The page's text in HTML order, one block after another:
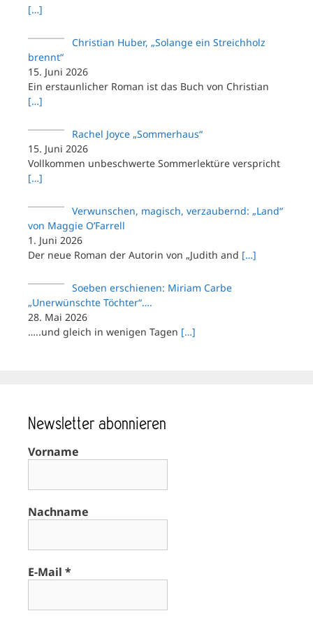
[…]
Christian Huber, „Solange ein Streichholz
brennt“
15. Juni 2026
Ein erstaunlicher Roman ist das Buch von Christian
[…]
Rachel Joyce „Sommerhaus“
15. Juni 2026
Vollkommen unbeschwerte Sommerlektüre verspricht
[…]
Verwunschen, magisch, verzaubernd: „Land“
von Maggie O’Farrell
1. Juni 2026
Der neue Roman der Autorin von „Judith and […]
Soeben erschienen: Miriam Carbe
„Unerwünschte Töchter“….
28. Mai 2026
…..und gleich in wenigen Tagen […]
Newsletter abonnieren
Vorname
Nachname
E-Mail *